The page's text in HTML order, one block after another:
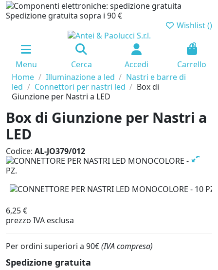
Spedizione gratuita sopra i 90 €
Wishlist ()
Menu Cerca Accedi
0
Carrello
Home
Illuminazione a led
Nastri e barre di
led
Connettori per nastri led
Box di
Giunzione per Nastri a LED
Box di Giunzione per Nastri a
LED
Codice: AL-JO379/012
6,25 €
prezzo IVA esclusa
Per ordini superiori a 90€(IVA compresa)
Spedizione gratuita